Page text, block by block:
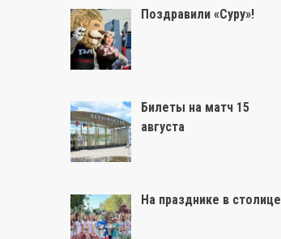
Поздравили «Суру»!
Билеты на матч 15
августа
На празднике в столице